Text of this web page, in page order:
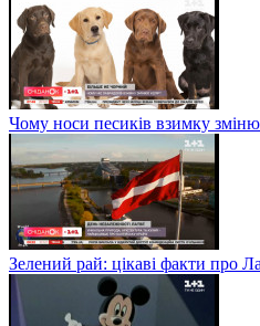
Чому носи песиків взимку
Зелений рай: цікаві факти про